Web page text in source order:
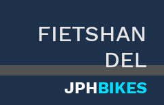
FIETSHAN
DEL
JPHBIKES